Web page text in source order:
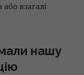
взагалі
нашу